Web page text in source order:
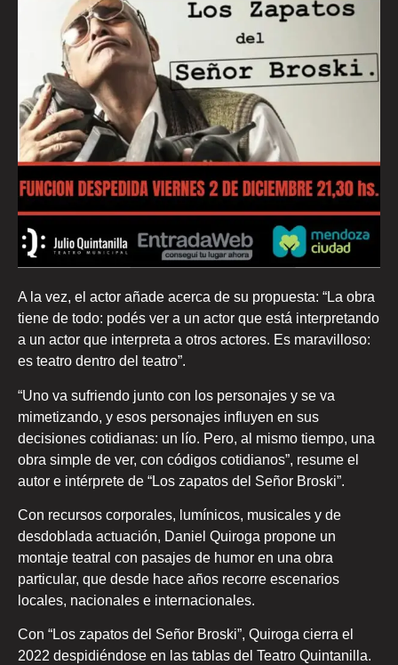
A la vez, el actor añade acerca de su propuesta: “La obra
tiene de todo: podés ver a un actor que está interpretando
a un actor que interpreta a otros actores. Es maravilloso:
es teatro dentro del teatro”.
“Uno va sufriendo junto con los personajes y se va
mimetizando, y esos personajes influyen en sus
decisiones cotidianas: un lío. Pero, al mismo tiempo, una
obra simple de ver, con códigos cotidianos”, resume el
autor e intérprete de “Los zapatos del Señor Broski”.
Con recursos corporales, lumínicos, musicales y de
desdoblada actuación, Daniel Quiroga propone un
montaje teatral con pasajes de humor en una obra
particular, que desde hace años recorre escenarios
locales, nacionales e internacionales.
Con “Los zapatos del Señor Broski”, Quiroga cierra el
2022 despidiéndose en las tablas del Teatro Quintanilla.